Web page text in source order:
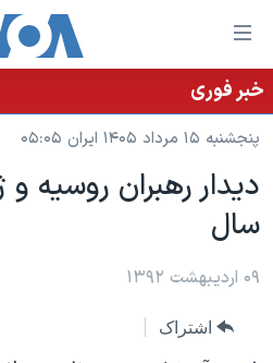
لینکهای
قابل
دسترسی
جهش
محتوای
اصلی
جهش
به
اصلی
خانه
نسخه سبک وب‌سایت
موضوع ها
ایران
آمریکا
برنامه های تلویزیونی
جدول برنامه ها
صفحه‌های ویژه
خبر فوری
پنجشنبه ۱۵ مرداد ۱۴۰۵ ایران ۰۵:۰۵
سال
۰۹ اردیبهشت ۱۳۹۲
اشتراک